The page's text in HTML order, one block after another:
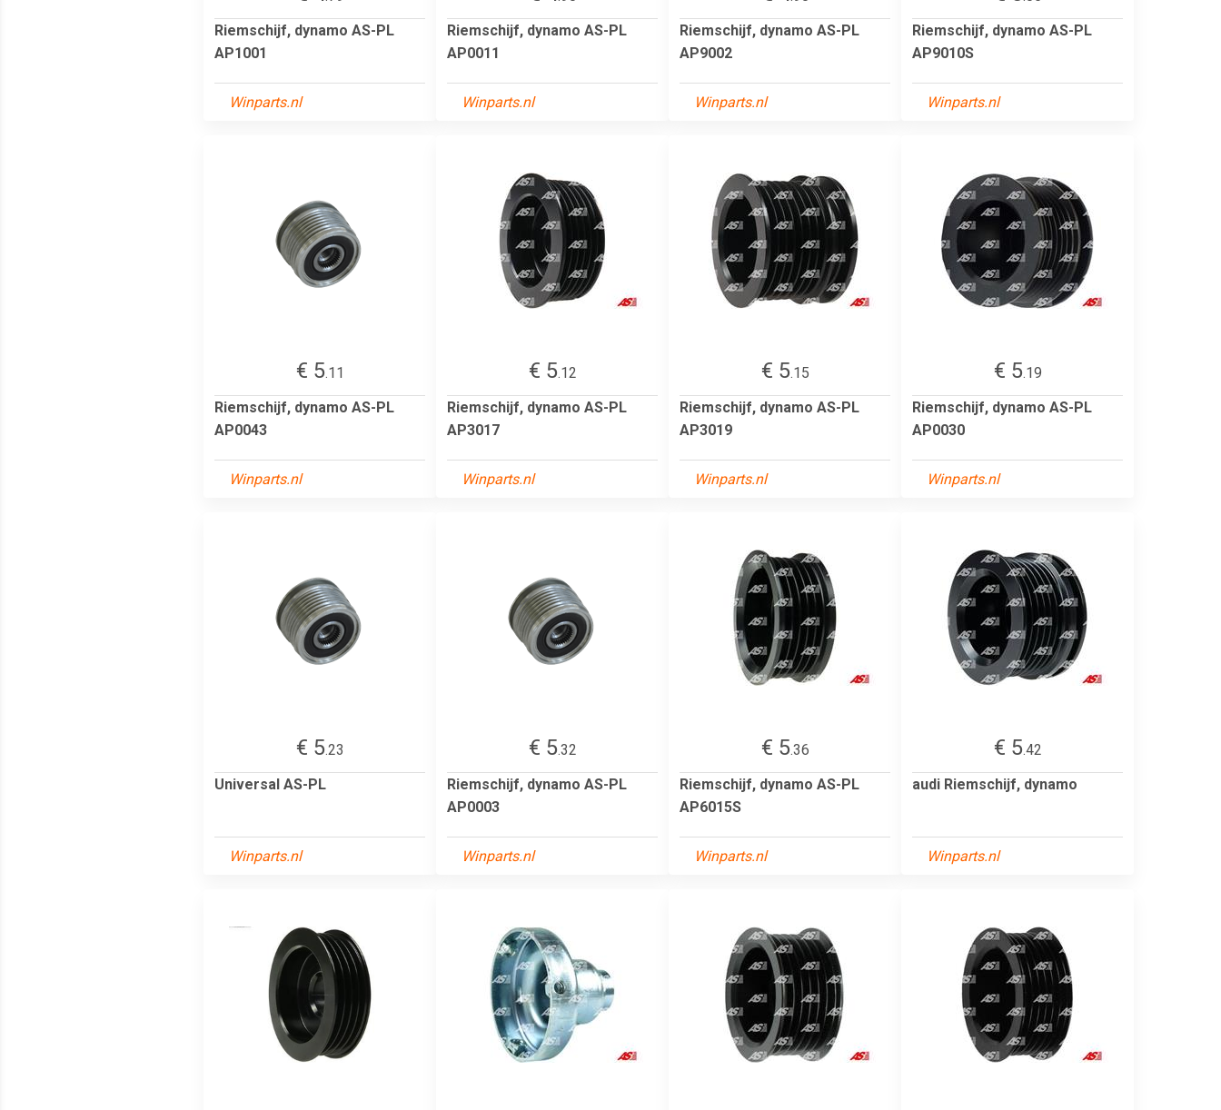
Riemschijf, dynamo AS-PL
AP1001
Winparts.nl
Riemschijf, dynamo AS-PL
AP0011
Winparts.nl
Riemschijf, dynamo AS-PL
AP9002
Winparts.nl
Riemschijf, dynamo AS-PL
AP9010S
Winparts.nl
€ 5.11
Riemschijf, dynamo AS-PL
AP0043
Winparts.nl
€ 5.12
Riemschijf, dynamo AS-PL
AP3017
Winparts.nl
€ 5.15
Riemschijf, dynamo AS-PL
AP3019
Winparts.nl
€ 5.19
Riemschijf, dynamo AS-PL
AP0030
Winparts.nl
€ 5.23
Universal AS-PL
Winparts.nl
€ 5.32
Riemschijf, dynamo AS-PL
AP0003
Winparts.nl
€ 5.36
Riemschijf, dynamo AS-PL
AP6015S
Winparts.nl
€ 5.42
audi Riemschijf, dynamo
Winparts.nl